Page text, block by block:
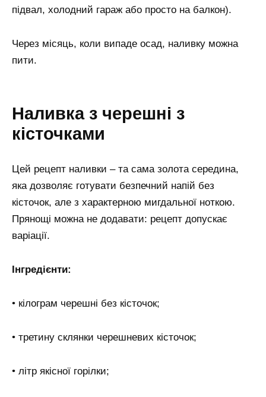
підвал, холодний гараж або просто на балкон).
Через місяць, коли випаде осад, наливку можна
пити.
Наливка з черешні з
кісточками
Цей рецепт наливки – та сама золота середина,
яка дозволяє готувати безпечний напій без
кісточок, але з характерною мигдальної ноткою.
Прянощі можна не додавати: рецепт допускає
варіації.
Інгредієнти:
• кілограм черешні без кісточок;
• третину склянки черешневих кісточок;
• літр якісної горілки;